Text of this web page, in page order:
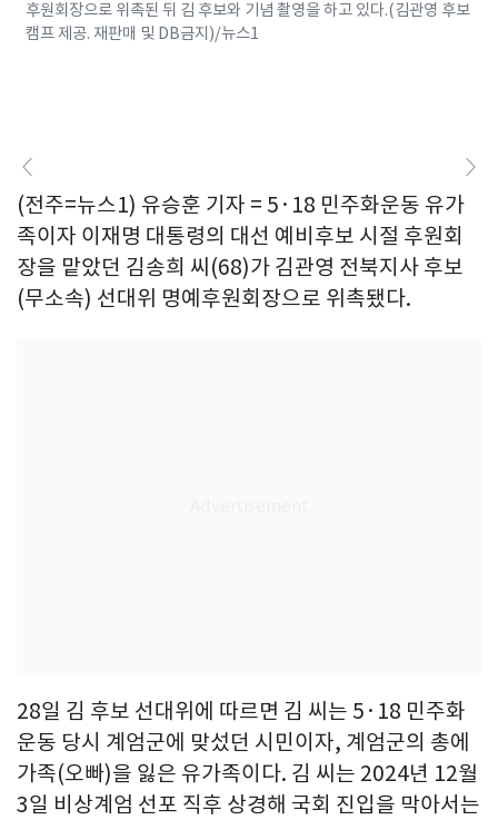
후원회장으로 위촉된 뒤 김 후보와 기념 촬영을 하고 있다.(김관영 후보
캠프 제공. 재판매 및 DB금지)/뉴스1
(전주=뉴스1) 유승훈 기자 = 5·18 민주화운동 유가
족이자 이재명 대통령의 대선 예비후보 시절 후원회
장을 맡았던 김송희 씨(68)가 김관영 전북지사 후보
(무소속) 선대위 명예후원회장으로 위촉됐다.
28일 김 후보 선대위에 따르면 김 씨는 5·18 민주화
운동 당시 계엄군에 맞섰던 시민이자, 계엄군의 총에
가족(오빠)을 잃은 유가족이다. 김 씨는 2024년 12월
3일 비상계엄 선포 직후 상경해 국회 진입을 막아서는